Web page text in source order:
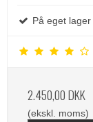
På eget lager
2.450,00 DKK
(ekskl. moms)